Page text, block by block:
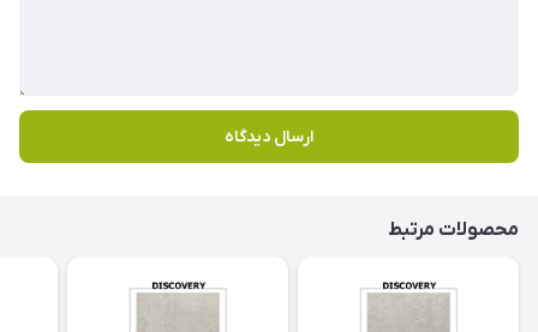
ارسال دیدگاه
محصولات مرتبط